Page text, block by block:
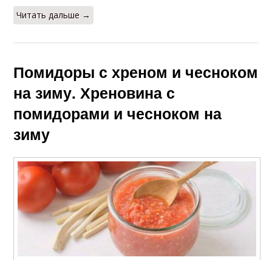
Читать дальше →
Помидоры с хреном и чесноком
на зиму. Хреновина с
помидорами и чесноком на
зиму